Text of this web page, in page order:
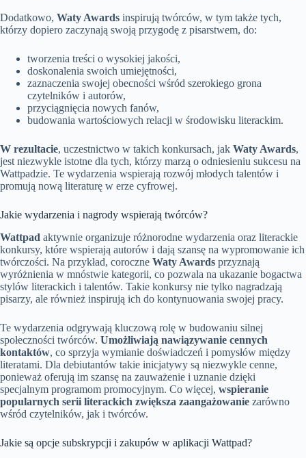
Dodatkowo, Waty Awards inspirują twórców, w tym także tych,
którzy dopiero zaczynają swoją przygodę z pisarstwem, do:
tworzenia treści o wysokiej jakości,
doskonalenia swoich umiejętności,
zaznaczenia swojej obecności wśród szerokiego grona
czytelników i autorów,
przyciągnięcia nowych fanów,
budowania wartościowych relacji w środowisku literackim.
W rezultacie, uczestnictwo w takich konkursach, jak Waty Awards,
jest niezwykle istotne dla tych, którzy marzą o odniesieniu sukcesu na
Wattpadzie. Te wydarzenia wspierają rozwój młodych talentów i
promują nową literaturę w erze cyfrowej.
Jakie wydarzenia i nagrody wspierają twórców?
Wattpad aktywnie organizuje różnorodne wydarzenia oraz literackie
konkursy, które wspierają autorów i dają szansę na wypromowanie ich
twórczości. Na przykład, coroczne Waty Awards przyznają
wyróżnienia w mnóstwie kategorii, co pozwala na ukazanie bogactwa
stylów literackich i talentów. Takie konkursy nie tylko nagradzają
pisarzy, ale również inspirują ich do kontynuowania swojej pracy.
Te wydarzenia odgrywają kluczową rolę w budowaniu silnej
społeczności twórców. Umożliwiają nawiązywanie cennych
kontaktów, co sprzyja wymianie doświadczeń i pomysłów między
literatami. Dla debiutantów takie inicjatywy są niezwykle cenne,
ponieważ oferują im szansę na zauważenie i uznanie dzięki
specjalnym programom promocyjnym. Co więcej, wspieranie
popularnych serii literackich zwiększa zaangażowanie zarówno
wśród czytelników, jak i twórców.
Jakie są opcje subskrypcji i zakupów w aplikacji Wattpad?